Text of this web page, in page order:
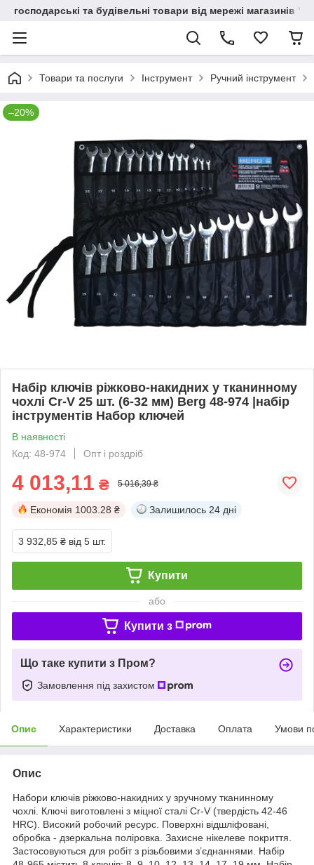
господарські та будівельні товари від мережі магазинів
Товари та послуги Інструмент Ручний інструмент
–20%
Набір ключів ріжково-накидних у тканинному
чохлі Cr-V 25 шт. (6-32 мм) Berg 48-974 |набір
інструментів Набор ключей
В наявності
Код: 48-974
Опт і роздріб
4 013,11 ₴ 5 016,39 ₴
Економія 1003.28 ₴ Залишилось 24 дні
3 932,85 ₴ від 5 шт.
Купити
або
Купити з
Що таке купити з Пром?
Замовлення під захистом
Опис Характеристики Доставка Оплата Умови
Опис
Набори ключів ріжково-накидних у зручному тканинному
чохлі. Ключі виготовлені з міцної сталі Cr-V (твердість 42-46
HRC). Високий робочий ресурс. Поверхні відшліфовані,
обробка - дзеркальна поліровка. Захисне нікелеве покриття.
Застосовуються для робіт з різьбовими з’єднаннями. Набір